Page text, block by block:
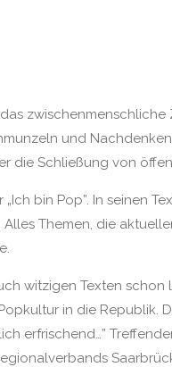
und
die Schließung von
bin Pop”. In seinen
Themen, die
witzigen Texten
in die Republik.
erfrischend…”